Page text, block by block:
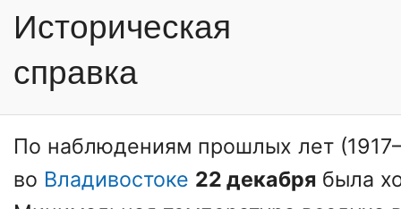
Историческая
справка
По наблюдениям прошлых лет
во Владивостоке 22 декабря была